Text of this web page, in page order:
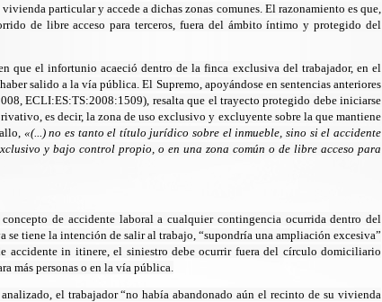
particular y accede a dichas zonas comunes. El razonamiento es que,
de libre acceso para terceros, fuera del ámbito íntimo y protegido del
que el infortunio acaeció dentro de la finca exclusiva del trabajador, en el
salido a la vía pública. El Supremo, apoyándose en sentencias anteriores
ECLI:ES:TS:2008:1509), resalta que el trayecto protegido debe iniciarse
es decir, la zona de uso exclusivo y excluyente sobre la que mantiene
«(...) no es tanto el título jurídico sobre el inmueble, sino si el accidente
y bajo control propio, o en una zona común o de libre acceso para
de accidente laboral a cualquier contingencia ocurrida dentro del
tiene la intención de salir al trabajo, “supondría una ampliación excesiva”
accidente in itinere, el siniestro debe ocurrir fuera del círculo domiciliario
más personas o en la vía pública.
el trabajador “no había abandonado aún el recinto de su vivienda